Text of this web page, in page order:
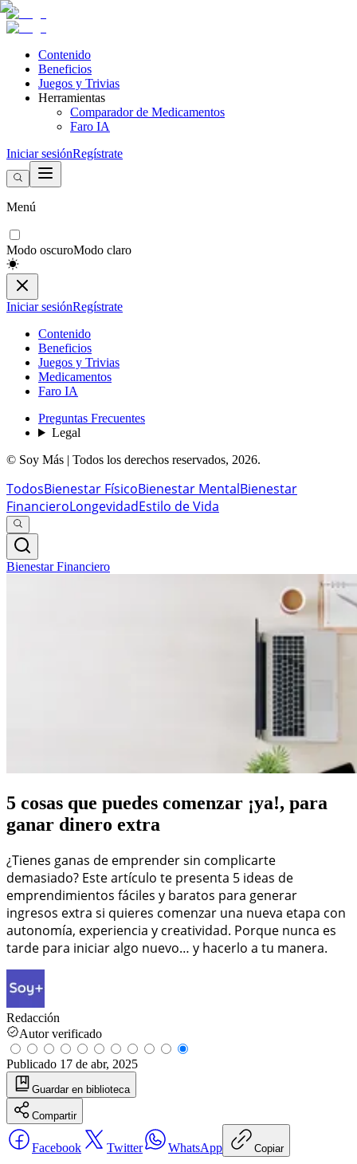
Contenido
Beneficios
Juegos y Trivias
Herramientas
Comparador de Medicamentos
Faro IA
Iniciar sesiónRegístrate
Menú
Modo oscuroModo claro
Iniciar sesiónRegístrate
Contenido
Beneficios
Juegos y Trivias
Medicamentos
Faro IA
Preguntas Frecuentes
Legal
© Soy Más | Todos los derechos reservados, 2026.
TodosBienestar FísicoBienestar MentalBienestar
FinancieroLongevidadEstilo de Vida
Bienestar Financiero
5 cosas que puedes comenzar ¡ya!, para
ganar dinero extra
¿Tienes ganas de emprender sin complicarte
demasiado? Este artículo te presenta 5 ideas de
emprendimientos fáciles y baratos para generar
ingresos extra si quieres comenzar una nueva etapa con
autonomía, experiencia y creatividad. Porque nunca es
tarde para iniciar algo nuevo… y hacerlo a tu manera.
Redacción
Autor verificado
Publicado 17 de abr, 2025
Guardar en biblioteca
Compartir
Facebook Twitter WhatsApp Copiar